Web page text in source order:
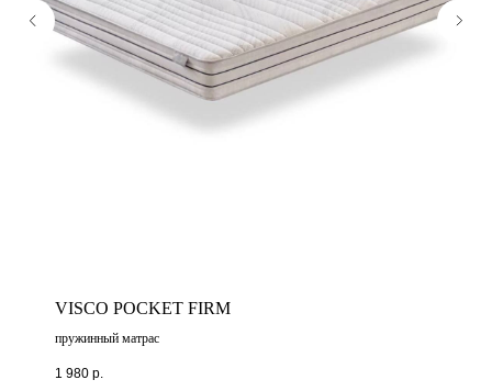
VISCO POCKET FIRM
пружинный матрас
1 980 р.